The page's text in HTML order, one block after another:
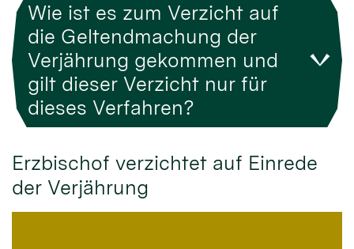
Wie ist es zum Verzicht auf
die Geltendmachung der
Verjährung gekommen und
gilt dieser Verzicht nur für
dieses Verfahren?
Erzbischof verzichtet auf Einrede
der Verjährung